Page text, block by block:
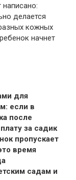
делается
кожных
начнет
для
если в
после
за садик
пропускает
время
садам и